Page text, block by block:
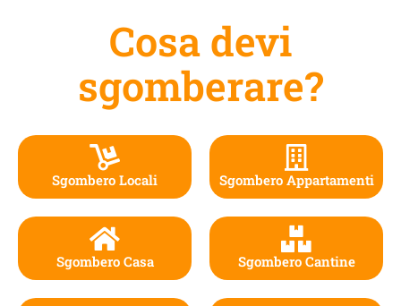
Cosa devi
sgomberare?
Sgombero Locali
Sgombero Casa
Sgombero Appartamenti
Sgombero Cantine